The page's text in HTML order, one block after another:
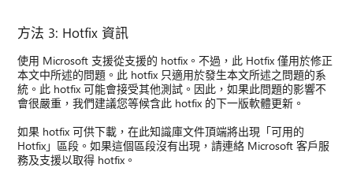
方法 3: Hotfix 資訊
使用 Microsoft 支援從支援的 hotfix。不過，此 Hotfix 僅用於修正
本文中所述的問題。此 hotfix 只適用於發生本文所述之問題的系
統。此 hotfix 可能會接受其他測試。因此，如果此問題的影響不
會很嚴重，我們建議您等候含此 hotfix 的下一版軟體更新。
如果 hotfix 可供下載，在此知識庫文件頂端將出現「可用的
Hotfix」區段。如果這個區段沒有出現，請連絡 Microsoft 客戶服
務及支援以取得 hotfix。